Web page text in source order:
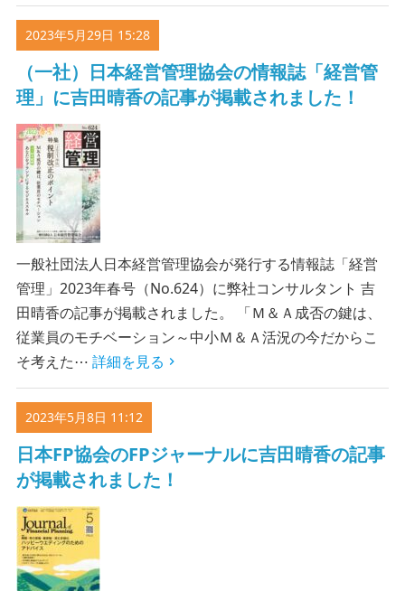
2023年5月29日 15:28
（一社）日本経営管理協会の情報誌「経営管
理」に吉田晴香の記事が掲載されました！
一般社団法人日本経営管理協会が発行する情報誌「経営
管理」2023年春号（No.624）に弊社コンサルタント 吉
田晴香の記事が掲載されました。 「Ｍ＆Ａ成否の鍵は、
従業員のモチベーション～中小Ｍ＆Ａ活況の今だからこ
そ考えた⋯ 詳細を見る
2023年5月8日 11:12
日本FP協会のFPジャーナルに吉田晴香の記事
が掲載されました！